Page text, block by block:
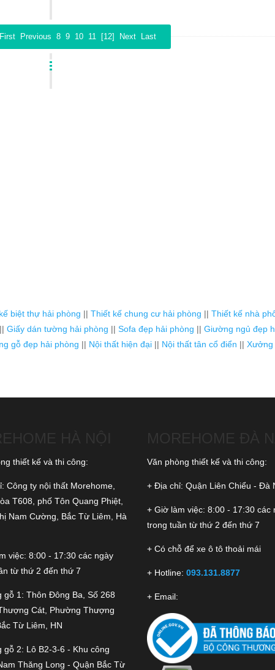
First Previous 8 9 10 11 [12] Next Last
biệt thự hải phòng || Thiết kế chung cư hải phòng || Thiết kế nhà
|| Giấy dán tường hải phòng || Sofa đẹp hải phòng || Giường ngủ đẹp
gỗ đẹp hải phòng || Nội thất hiện đại|| Nội thất tân cổ điển || Xưởng
thiết kế và thi công:
Công ty nội thất Morehome,
T608, phố Tôn Quang Phiệt,
Nam Cường, Bắc Từ Liêm, Hà
việc: 8:00 - 17:30 các ngày
từ thứ 2 đến thứ 7
gỗ 1: Thôn Đông Ba, Số 268
Cát, Phường Thượng
Từ Liêm, HN
gỗ 2: Lô B2-3-6 - Khu công
Thăng Long - Quận Bắc Từ
Văn phòng thiết kế và thi công:
+ Địa chỉ: Quận Liên Chiểu - Đà
+ Giờ làm việc: 8:00 - 17:30 các
trong tuần từ thứ 2 đến thứ 7
+ Có chỗ để xe ô tô thoải mái
+ Hotline: 093.131.8877
+ Email: